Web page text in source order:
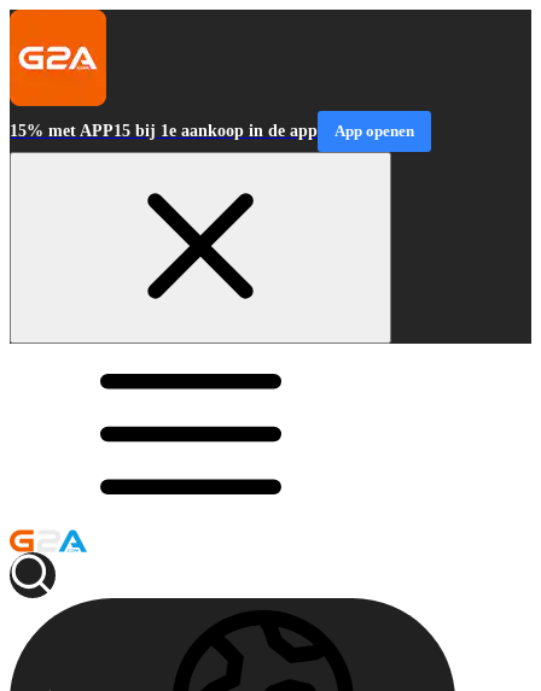
15% met APP15 bij 1e aankoop in de app App openen